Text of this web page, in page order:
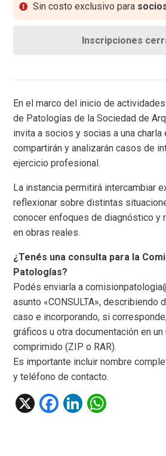
Sin costo exclusivo para
Inscripciones
En el marco del inicio de
de Patologías de la Sociedad de
invita a socios y socias a una charla
compartirán y analizarán casos de
ejercicio profesional.
La instancia permitirá intercambiar
reflexionar sobre distintas
conocer enfoques de diagnóstico y
en obras reales.
¿Tenés una consulta para la
Patologías?
Podés enviarla a
asunto «CONSULTA», describiendo
caso e incorporando, si
gráficos u otra documentación en un
comprimido (ZIP o RAR).
Es importante incluir nombre
y teléfono de contacto.
X
F
Li